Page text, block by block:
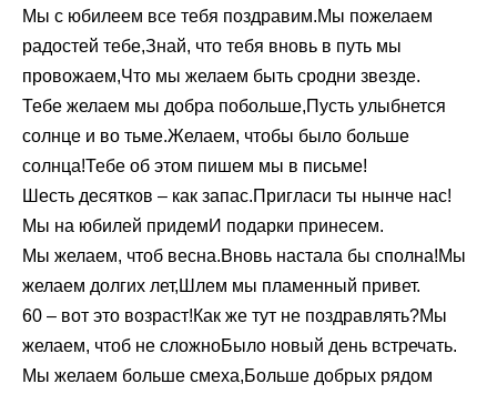
Мы с юбилеем все тебя поздравим.Мы пожелаем
радостей тебе,Знай, что тебя вновь в путь мы
провожаем,Что мы желаем быть сродни звезде.
Тебе желаем мы добра побольше,Пусть улыбнется
солнце и во тьме.Желаем, чтобы было больше
солнца!Тебе об этом пишем мы в письме!
Шесть десятков – как запас.Пригласи ты нынче нас!
Мы на юбилей придемИ подарки принесем.
Мы желаем, чтоб весна.Вновь настала бы сполна!Мы
желаем долгих лет,Шлем мы пламенный привет.
60 – вот это возраст!Как же тут не поздравлять?Мы
желаем, чтоб не сложноБыло новый день встречать.
Мы желаем больше смеха,Больше добрых рядом